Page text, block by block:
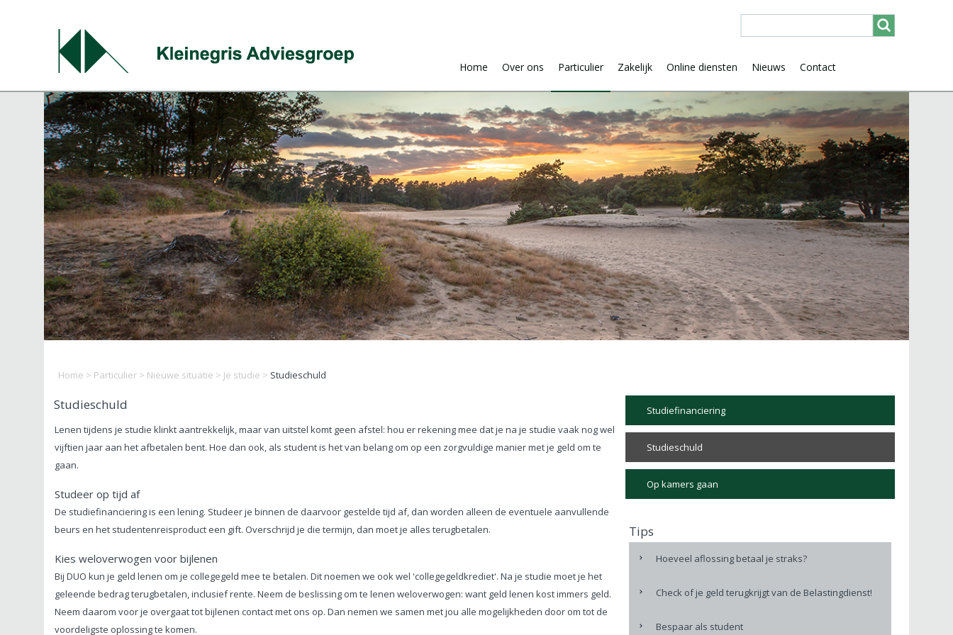
Home > Particulier > Nieuwe situatie > Je studie > Studieschuld
Studieschuld
Lenen tijdens je studie klinkt aantrekkelijk, maar van uitstel komt geen afstel: hou er rekening mee dat je na je studie vaak nog wel
vijftien jaar aan het afbetalen bent. Hoe dan ook, als student is het van belang om op een zorgvuldige manier met je geld om te
gaan.
Studeer op tijd af
De studiefinanciering is een lening. Studeer je binnen de daarvoor gestelde tijd af, dan worden alleen de eventuele aanvullende
beurs en het studentenreisproduct een gift. Overschrijd je die termijn, dan moet je alles terugbetalen.
Kies weloverwogen voor bijlenen
Bij DUO kun je geld lenen om je collegegeld mee te betalen. Dit noemen we ook wel 'collegegeldkrediet'. Na je studie moet je het
geleende bedrag terugbetalen, inclusief rente. Neem de beslissing om te lenen weloverwogen: want geld lenen kost immers geld.
Neem daarom voor je overgaat tot bijlenen contact met ons op. Dan nemen we samen met jou alle mogelijkheden door om tot de
voordeligste oplossing te komen.
Studiefinanciering
Studieschuld
Op kamers gaan
Tips
Hoeveel aflossing betaal je straks?
Check of je geld terugkrijgt van de Belastingdienst!
Bespaar als student
Home Over ons Particulier Zakelijk Online diensten Nieuws Contact